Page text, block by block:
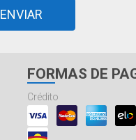
ENVIAR
FORMAS DE
Crédito